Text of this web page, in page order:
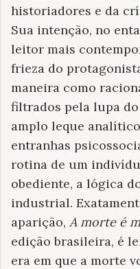
historiadores e da
Sua intenção, no
leitor mais
frieza do
maneira como
filtrados pela lupa
amplo leque
entranhas
rotina de um
obediente, a lógica
industrial.
aparição, A morte é
edição brasileira, é
era em que a morte